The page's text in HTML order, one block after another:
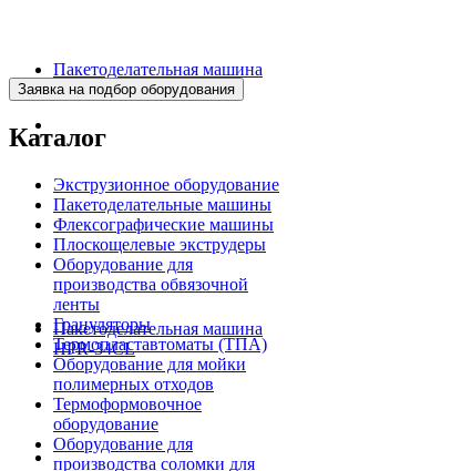
Пакетоделательная машина
BJAF+S 40*2M
Пакетоделательная машина
HPR-34CL
Каталог
Экструзионное оборудование
Пакетоделательные машины
Флексографические машины
Плоскощелевые экструдеры
Оборудование для
производства обвязочной
ленты
Грануляторы
Термопластавтоматы (ТПА)
Оборудование для мойки
полимерных отходов
Термоформовочное
оборудование
Оборудование для
производства соломки для